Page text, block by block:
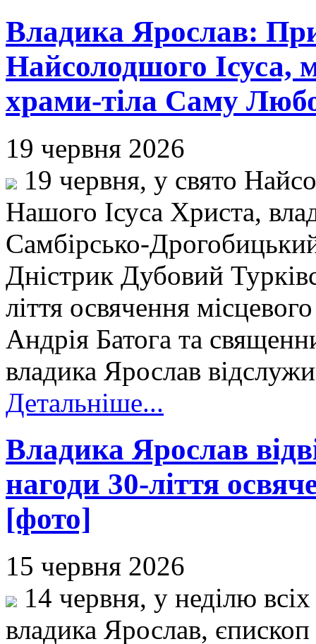
Владика Ярослав:
Найсолодшого Ісуса,
храми-тіла Саму
19 червня 2026
19 червня, у свято
Нашого Ісуса Христа,
Самбірсько-
Дністрик Дубовий
ліття освячення
Андрія Батога та
владика Ярослав
Детальніше...
Владика Ярослав
нагоди 30-ліття
[фото]
15 червня 2026
14 червня, у неділю
владика Ярослав,